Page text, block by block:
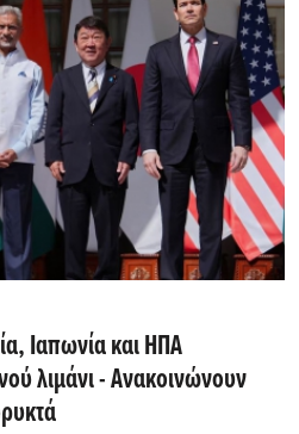
Ιαπωνία και ΗΠΑ
λιμάνι - Ανακοινώνουν